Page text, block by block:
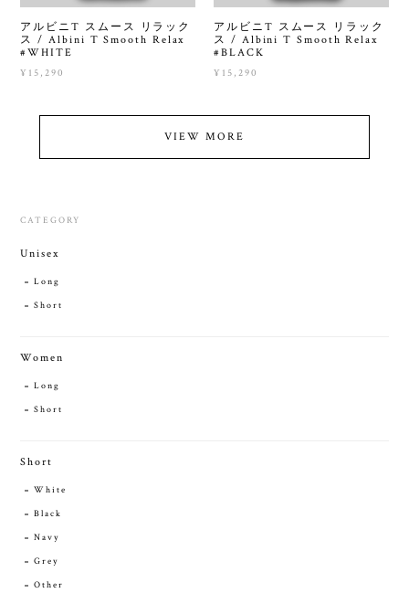
アルビニT スムース リラック
ス / Albini T Smooth Relax
#WHITE
¥15,290
アルビニT スムース リラック
ス / Albini T Smooth Relax
#BLACK
¥15,290
VIEW MORE
CATEGORY
Unisex
Long
Short
Women
Long
Short
Short
White
Black
Navy
Grey
Other